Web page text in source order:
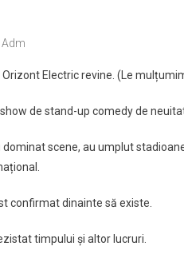
Adm
Orizont Electric revine. (Le
de stand-up comedy de
dominat scene, au umplut
confirmat dinainte să existe.
timpului și altor lucruri.